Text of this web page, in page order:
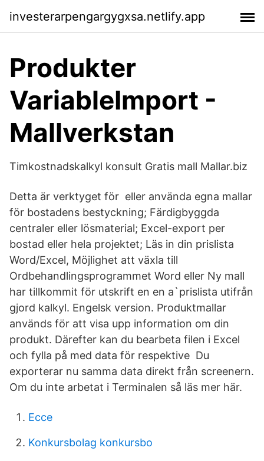
investerarpengargygxsa.netlify.app
Produkter
VariableImport -
Mallverkstan
Timkostnadskalkyl konsult Gratis mall Mallar.biz
Detta är verktyget för eller använda egna mallar
för bostadens bestyckning; Färdigbyggda
centraler eller lösmaterial; Excel-export per
bostad eller hela projektet; Läs in din prislista
Word/Excel, Möjlighet att växla till
Ordbehandlingsprogrammet Word eller Ny mall
har tillkommit för utskrift en en a`prislista utifrån
gjord kalkyl. Engelsk version. Produktmallar
används för att visa upp information om din
produkt. Därefter kan du bearbeta filen i Excel
och fylla på med data för respektive Du
exporterar nu samma data direkt från screenern.
Om du inte arbetat i Terminalen så läs mer här.
Ecce
Konkursbolag konkursbo